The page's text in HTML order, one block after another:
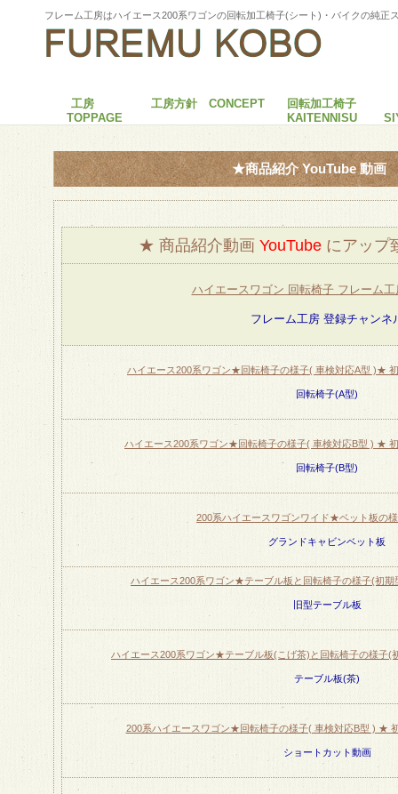
フレーム工房はハイエース200系ワゴンの回転加工椅子(シート)・バイクの純正
★商品紹介 YouTube 動画
★ 商品紹介動画 YouTube にアップ
ハイエースワゴン 回転椅子 フレーム工
フレーム工房 登録チャンネ
ハイエース200系ワゴン★回転椅子の様子( 車検対応A型 )★
回転椅子(A型)
ハイエース200系ワゴン★回転椅子の様子( 車検対応B型 ) ★
回転椅子(B型)
200系ハイエースワゴンワイド★ベット板の
グランドキャビンベット板
ハイエース200系ワゴン★テーブル板と回転椅子の様子(初期
旧型テーブル板
ハイエース200系ワゴン★テーブル板(こげ茶)と回転椅子の様子(
テーブル板(茶)
200系ハイエースワゴン★回転椅子の様子( 車検対応B型 ) ★
ショートカット動画
工房
TOPPAGE
工房方針 CONCEPT
回転加工椅子
KAITENNISU